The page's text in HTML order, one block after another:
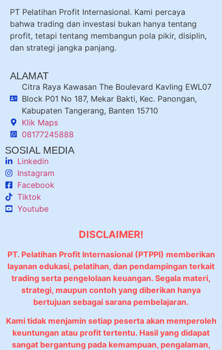
PT Pelatihan Profit Internasional. Kami percaya
bahwa trading dan investasi bukan hanya tentang
profit, tetapi tentang membangun pola pikir, disiplin,
dan strategi jangka panjang.
ALAMAT
Citra Raya Kawasan The Boulevard Kavling EWL07
Block P01 No 187, Mekar Bakti, Kec. Panongan,
Kabupaten Tangerang, Banten 15710
Klik Maps
08177245888
SOSIAL MEDIA
Linkedin
Instagram
Facebook
Tiktok
Youtube
DISCLAIMER!
PT. Pelatihan Profit Internasional (PTPPI) memberikan
layanan edukasi, pelatihan, dan pendampingan terkait
trading serta pengelolaan keuangan. Segala materi,
strategi, maupun contoh yang diberikan hanya
bertujuan sebagai sarana pembelajaran.
Kami tidak menjamin setiap peserta akan memperoleh
keuntungan atau profit tertentu. Hasil yang didapat
sangat bergantung pada kemampuan, pengalaman,